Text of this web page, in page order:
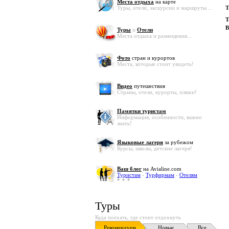
Места отдыха на карте
Туры, отели, экскурсии и маршруты ...
Туры и Отели
Места отдыха и размещения...
Фото стран и курортов
Места, которые стоит увидеть!
Видео путешествия
Страны, отели, курорты, пляжи!
Памятки туристам
Информация, особенности, важно
знать!
Языковые лагеря за рубежом
Курсы, школы, детские лагеря!
Ваш блог на Avialine.com
Туристам - Турфирмам - Отелям
Туры
Куда поехать, где стоит отдохнуть
Рекомендуем
Новые Все